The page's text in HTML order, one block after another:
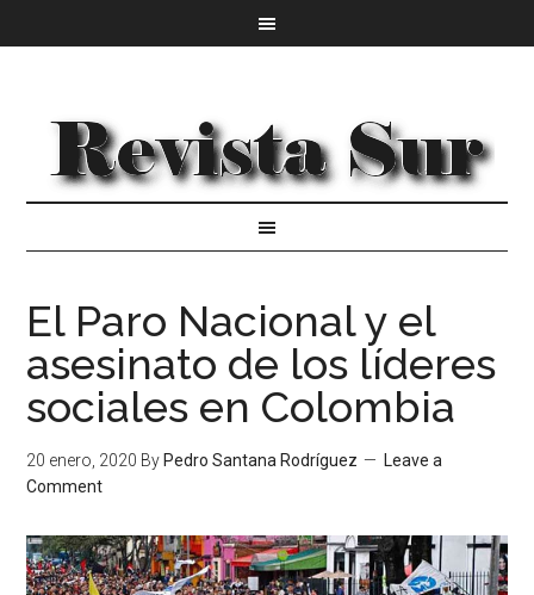
El Paro Nacional y el
asesinato de los líderes
sociales en Colombia
20 enero, 2020 By Pedro Santana Rodríguez
Leave a
Comment